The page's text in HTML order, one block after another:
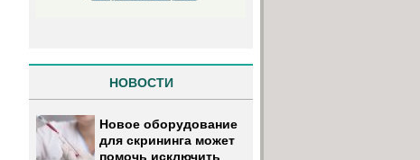
НОВОСТИ
Новое оборудование
для скрининга может
помочь исключить